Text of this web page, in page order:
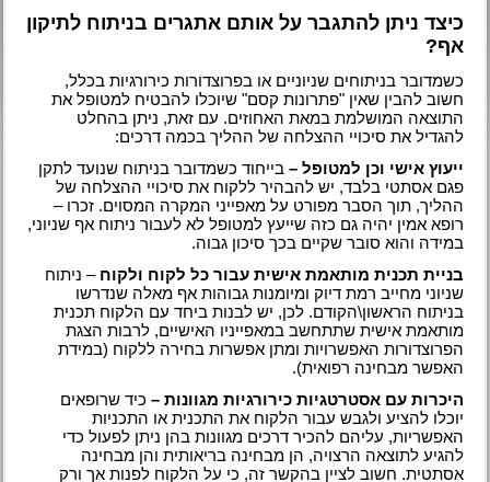
כיצד ניתן להתגבר על אותם אתגרים בניתוח לתיקון
אף?
כשמדובר בניתוחים שניוניים או בפרוצדורות כירורגיות בכלל,
חשוב להבין שאין "פתרונות קסם" שיוכלו להבטיח למטופל את
התוצאה המושלמת במאת האחוזים. עם זאת, ניתן בהחלט
להגדיל את סיכויי ההצלחה של ההליך בכמה דרכים:
ייעוץ אישי וכן למטופל – בייחוד כשמדובר בניתוח שנועד לתקן
פגם אסתטי בלבד, יש להבהיר ללקוח את סיכויי ההצלחה של
ההליך, תוך הסבר מפורט על מאפייני המקרה המסוים. זכרו –
רופא אמין יהיה גם כזה שייעץ למטופל לא לעבור ניתוח אף שניוני,
במידה והוא סובר שקיים בכך סיכון גבוה.
בניית תכנית מותאמת אישית עבור כל לקוח ולקוח – ניתוח
שניוני מחייב רמת דיוק ומיומנות גבוהות אף מאלה שנדרשו
בניתוח הראשון\הקודם. לכן, יש לבנות ביחד עם הלקוח תכנית
מותאמת אישית שתתחשב במאפייניו האישיים, לרבות הצגת
הפרוצדורות האפשרויות ומתן אפשרות בחירה ללקוח (במידת
האפשר מבחינה רפואית).
היכרות עם אסטרטגיות כירורגיות מגוונות – כיד שרופאים
יוכלו להציע ולגבש עבור הלקוח את התכנית או התכניות
האפשריות, עליהם להכיר דרכים מגוונות בהן ניתן לפעול כדי
להגיע לתוצאה הרצויה, הן מבחינה בריאותית והן מבחינה
אסתטית. חשוב לציין בהקשר זה, כי על הלקוח לפנות אך ורק